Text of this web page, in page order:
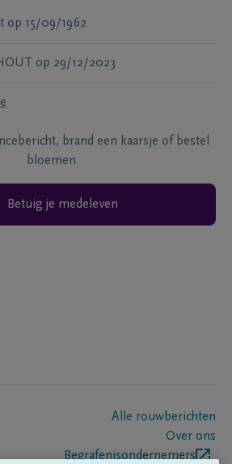
op 15/09/1962
op 29/12/2023
brand een kaarsje of bestel
bloemen
Betuig je medeleven
Alle rouwberichten
Over ons
Begrafenisondernemers